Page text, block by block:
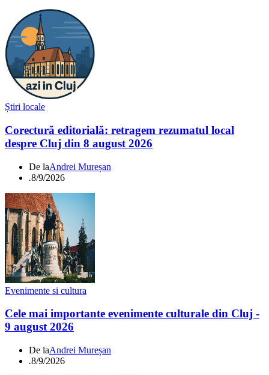
Știri locale
Corectură editorială: retragem rezumatul local
despre Cluj din 8 august 2026
De laAndrei Mureșan
.8/9/2026
Evenimente si cultura
Cele mai importante evenimente culturale din Cluj -
9 august 2026
De laAndrei Mureșan
.8/9/2026